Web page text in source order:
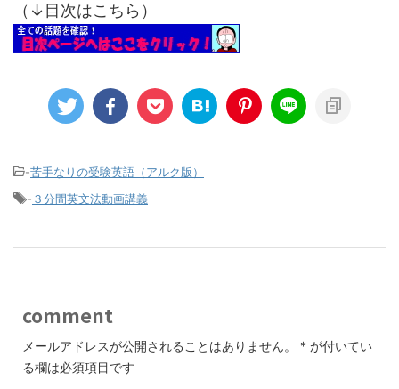
（↓目次はこちら）
-苦手なりの受験英語（アルク版）
- ３分間英文法動画講義
comment
メールアドレスが公開されることはありません。 * が付いてい
る欄は必須項目です